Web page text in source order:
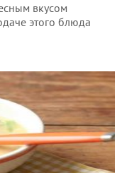
вкусом
этого блюда